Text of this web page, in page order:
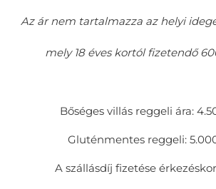
Az ár nem tartalmazza az helyi
mely 18 éves kortól fizetendő
Bőséges villás reggeli ára:
Gluténmentes reggeli:
A szállásdíj fizetése